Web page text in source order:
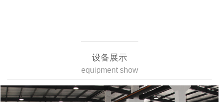
设备展示
equipment show